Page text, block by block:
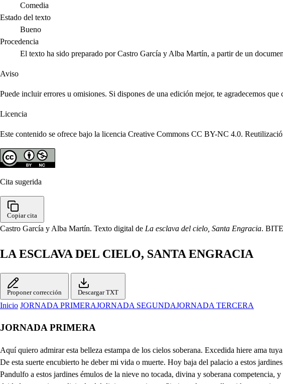
Comedia
Estado del texto
Bueno
Procedencia
El texto ha sido preparado por Castro García y Alba Martín, a partir de un
Aviso
Puede incluir errores u omisiones. Si dispones de una edición mejor, te agradecemos
Licencia
Este contenido se ofrece bajo la licencia Creative Commons CC BY-NC 4.0.
Cita sugerida
Copiar cita
Castro García y Alba Martín. Texto digital de La esclava del cielo, Santa Engracia.
LA ESCLAVA DEL CIELO, SANTA ENGRACIA
Proponer corrección Descargar TXT
Inicio JORNADA PRIMERAJORNADA SEGUNDAJORNADA TERCERA
JORNADA PRIMERA
Aquí quiero admirar esta belleza estampa de los cielos soberana. Excedida hiere ama tuya dejas hoy en esta deidad en forma humana. Aquí veré el prodigio y la grandeza en esta portentosa lusitana de Júpiter eterno. De esta suerte encubierto he deber mi vida o muerte. Hoy baja del palacio a estos jardines, donde siempre escondida y retirada es joya en xxxx camarines de los rayos del sol a un reservada. Hoy quiere hacer Pandulfo a estos jardines émulos de la nieve no tocada, divina y soberana competencia, y hoy seré mariposa en su presencia. Embajadores son estos que miras de príncipes diciéndose cuyo intento es aspirar a la deidad que aspiras solicitado del divino casamiento. Si vieran las estrellas si hay mentiras en el azul y eterno pavimento crédito no he de dar eternamente como no conozco planeta ni ascendente. Puesto que el desear vehemente ha sido el ver es más vehemente más terrible y así fuera mejor no haber venido si acaso tu deseo es imposible. La fama autora del disfraz ha sido que amores en sus actos invencible la veré y moriré en sus ojos bellos pues fuera mayor mal morir sin verlos Ya sale entre sus damas y doncellas hacer mares de luz la galería. A un tiempo vera el mundo ¡Ay estrellas al luminoso madrugar del día! ¡Mira de gozo esas estatuas bellas quedando cristalina argentería! ¡Y mira esa república de flores pastillas de sus pies vertiendo olores! Yo los veré. Tu padre gran señora, a tu gusto remite el casamiento y así cuando yo aquí. ¿Me deja ahora? Delfino. xxxxxxxxxxx Cobrad aliento. Despejen el jardín, ¡Artemidora! Cuando Tántalo tuvo igual tormento que suerte tengo el premio que deseo no puedo gozar XXXX ¡Peregrina verdad! ¡Belleza extraña! Y sí a Persia llevaría esta hermosura. Y si a Italia este sol le diese España. Y si Francia tuviera igual ventura. Despejad el jardín. Si amor me engaña desde hoy no será amor sino locura. Contento iré si a Grecia llevo a Engracia. Dichoso aquel mujer que está en tu gracia. Ya se han ido. Sí, se han ido iros también vosotras ¿Sola quieres quedarte? no haces bien. Di cuando ha sido mala la soledad en las mujeres Tu gran melancolía ha procedido de amarla siempre así. Si tu prefieres a la quietud el tráfago y bullicio la santa honestidad dirás que es vicio, jamás la soledad en las doncellas dañosa fue. Tal vez el pensamiento y la imaginación suelen vencerlas. Daño no puede haber si no hay intento. En compañía habitan las estrellas. Dales alma, razón y entendimiento y verás. Si pudieran solo un día vivir con perfección en compañía primera y soberana inteligencia la causa de las cautas ya almas puras de este mundo inferior cuya asistencia de curación contra el tiempo se asegura. Ya soberano ser sin dependencia por quien sin corrupción todo perdura y al fin materia prima fuego o viento un ardor natural y otro su aliento. Pura deidad cualquiera al fin que seas: mienta en su geografía Anaximandro, mienta Platón divino en sus ideas o mienta en sus proverbios Perinandro, ahora iluminando sombras feas por la armonía Píndaro Alejandro. Seas tú solo efectos más heroicos contra peripatéticos y estoicos alumbra mi razón dame luz clara en la verdad divina que deseo mi seso guía y mi discurso ampara en el bárbaro error epicúreo. La verdad en mi engaño me declara sepa yo que ley sigo y que Dios creo de ser mitad aspiro, si es que el alma tiene tras el morir castigo o palma muchos dioses adoro, y no